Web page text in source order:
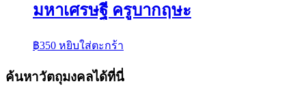
มหาเศรษฐี ครูบากฤษะ
฿350 หยิบใส่ตะกร้า
ค้นหาวัตถุมงคลได้ที่นี่